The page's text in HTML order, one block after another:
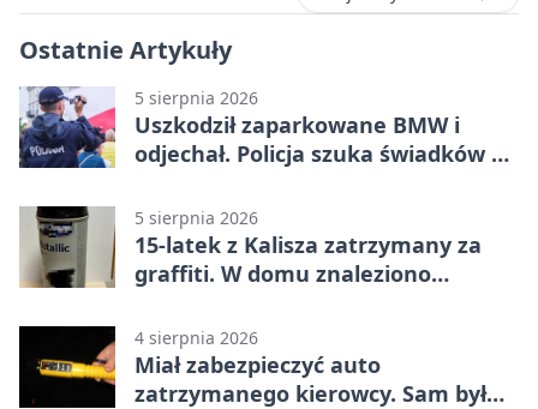
Ostatnie Artykuły
5 sierpnia 2026
Uszkodził zaparkowane BMW i
odjechał. Policja szuka świadków w
5 sierpnia 2026
15-latek z Kalisza zatrzymany za
graffiti. W domu znaleziono
4 sierpnia 2026
Miał zabezpieczyć auto
zatrzymanego kierowcy. Sam był